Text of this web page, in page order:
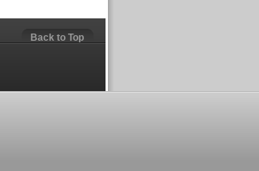
Back to Top